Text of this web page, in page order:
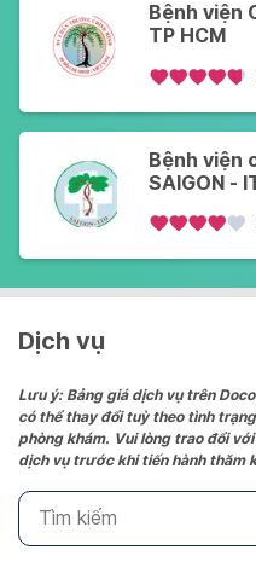
Bệnh viện
TP HCM
Bệnh viện
SAIGON -
Dịch vụ
Lưu ý: Bảng giá dịch vụ trên
có thể thay đổi tuỳ theo tình
phòng khám. Vui lòng trao đổi
dịch vụ trước khi tiến hành thăm